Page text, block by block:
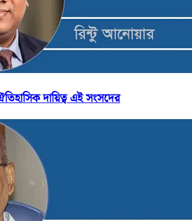
ঐতিহাসিক দায়িত্ব এই সংসদের